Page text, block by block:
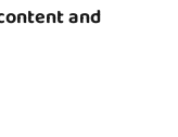
and